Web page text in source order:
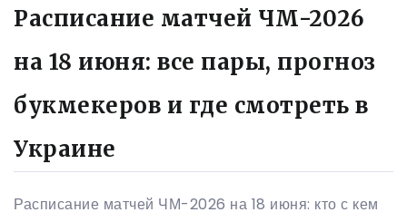
Расписание матчей ЧМ-2026
на 18 июня: все пары, прогноз
букмекеров и где смотреть в
Украине
Расписание матчей ЧМ-2026 на 18 июня: кто с кем